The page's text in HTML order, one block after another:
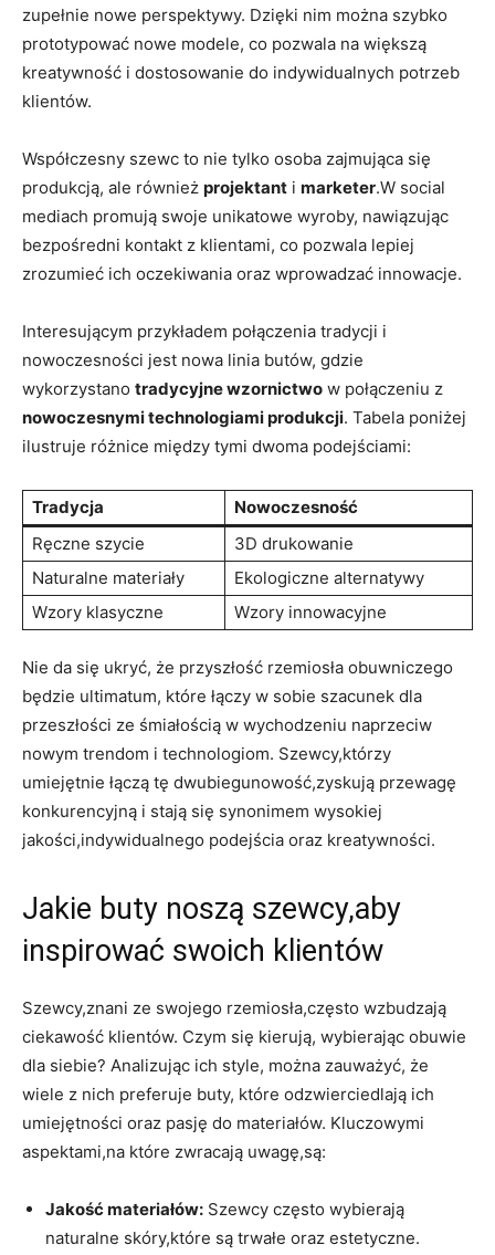
zupełnie nowe perspektywy. Dzięki nim można szybko
prototypować nowe modele, co pozwala na większą
kreatywność i dostosowanie do indywidualnych potrzeb
klientów.
Współczesny szewc to nie tylko osoba zajmująca się
produkcją, ale również projektant i marketer.W social
mediach promują swoje unikatowe wyroby, nawiązując
bezpośredni kontakt z klientami, co pozwala lepiej
zrozumieć ich oczekiwania oraz wprowadzać innowacje.
Interesującym przykładem połączenia tradycji i
nowoczesności jest nowa linia butów, gdzie
wykorzystano tradycyjne wzornictwo w połączeniu z
nowoczesnymi technologiami produkcji. Tabela poniżej
ilustruje różnice między tymi dwoma podejściami:
Tradycja
Nowoczesność
Ręczne szycie
3D drukowanie
Naturalne materiały
Ekologiczne alternatywy
Wzory klasyczne
Wzory innowacyjne
Nie da się ukryć, że przyszłość rzemiosła obuwniczego
będzie ultimatum, które łączy w sobie szacunek dla
przeszłości ze śmiałością w wychodzeniu naprzeciw
nowym trendom i technologiom. Szewcy,którzy
umiejętnie łączą tę dwubiegunowość,zyskują przewagę
konkurencyjną i stają się synonimem wysokiej
jakości,indywidualnego podejścia oraz kreatywności.
Jakie buty noszą szewcy,aby
inspirować swoich klientów
Szewcy,znani ze swojego rzemiosła,często wzbudzają
ciekawość klientów. Czym się kierują, wybierając obuwie
dla siebie? Analizując ich style, można zauważyć, że
wiele z nich preferuje buty, które odzwierciedlają ich
umiejętności oraz pasję do materiałów. Kluczowymi
aspektami,na które zwracają uwagę,są:
Jakość materiałów: Szewcy często wybierają
naturalne skóry,które są trwałe oraz estetyczne.